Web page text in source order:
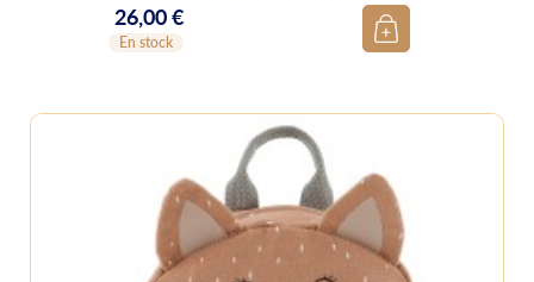
Prix
26,00 €
En stock